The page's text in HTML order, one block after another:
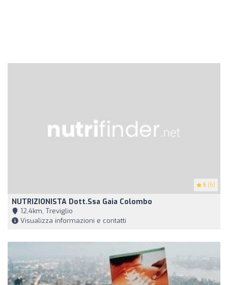
5 (5)
NUTRIZIONISTA Dott.ssa Gaia Colombo
12,4km, Treviglio
Visualizza informazioni e contatti